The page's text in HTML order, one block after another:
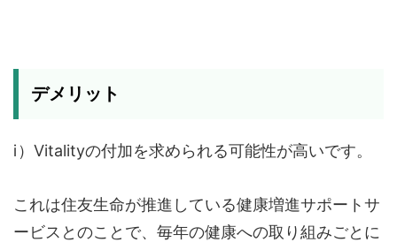
デメリット
ⅰ）Vitalityの付加を求められる可能性が高いです。
これは住友生命が推進している健康増進サポートサ
ービスとのことで、毎年の健康への取り組みごとに